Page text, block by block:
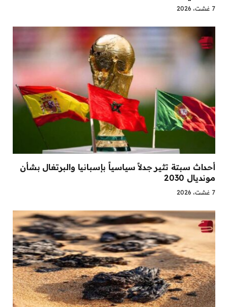
7 غشت، 2026
أحداث سبتة تثير جدلاً سياسياً بإسبانيا والبرتغال بشأن
مونديال 2030
7 غشت، 2026